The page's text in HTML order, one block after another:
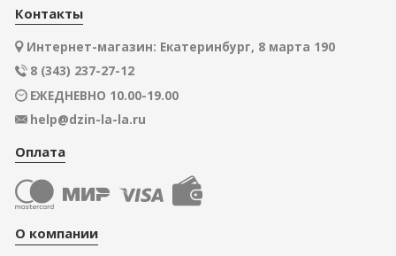
Контакты
Интернет-магазин: Екатеринбург, 8 марта 190
8 (343) 237-27-12
ЕЖЕДНЕВНО 10.00-19.00
help@dzin-la-la.ru
Оплата
О компании